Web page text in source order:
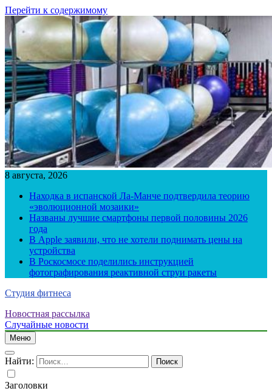
Перейти к содержимому
8 августа, 2026
Находка в испанской Ла-Манче подтвердила теорию
«эволюционной мозаики»
Названы лучшие смартфоны первой половины 2026
года
В Apple заявили, что не хотели поднимать цены на
устройства
В Роскосмосе поделились инструкцией
фотографирования реактивной струи ракеты
Студия фитнеса
Новостная рассылка
Случайные новости
Меню
Найти:
Заголовки